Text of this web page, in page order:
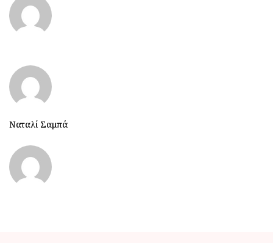
Ναταλί Σαμπά